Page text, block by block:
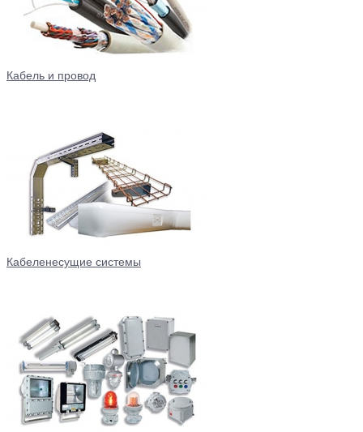
Кабель и провод
Кабеленесущие системы